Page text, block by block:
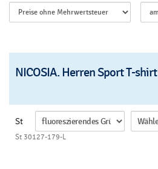
NICOSIA. Herren Sport T-shirt
St
St 30127-179-L